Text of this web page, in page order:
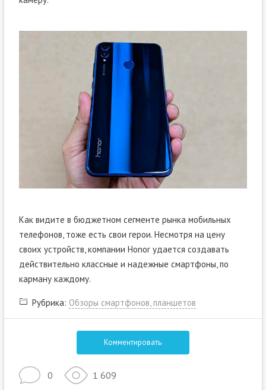
Как видите в бюджетном сегменте рынка мобильных
телефонов, тоже есть свои герои. Несмотря на цену
своих устройств, компании Honor удается создавать
действительно классные и надежные смартфоны, по
карману каждому.
Рубрика: Обзоры смартфонов, планшетов
Комментировать
0 1 609